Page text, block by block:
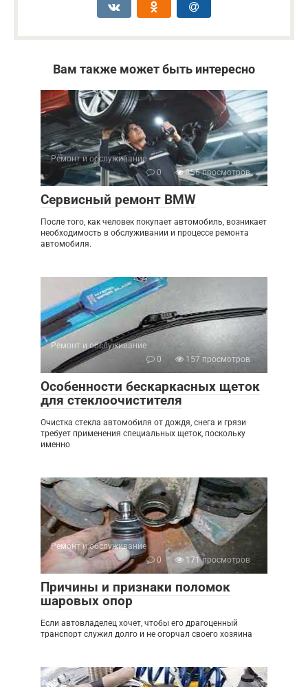
Вам также может быть интересно
Ремонт и обслуживание
0
156 просмотров
Сервисный ремонт BMW
После того, как человек покупает автомобиль, возникает
необходимость в обслуживании и процессе ремонта
автомобиля.
Ремонт и обслуживание
0
157 просмотров
Особенности бескаркасных щеток
для стеклоочистителя
Очистка стекла автомобиля от дождя, снега и грязи
требует применения специальных щеток, поскольку
именно
Ремонт и обслуживание
0
171 просмотров
Причины и признаки поломок
шаровых опор
Если автовладелец хочет, чтобы его драгоценный
транспорт служил долго и не огорчал своего хозяина